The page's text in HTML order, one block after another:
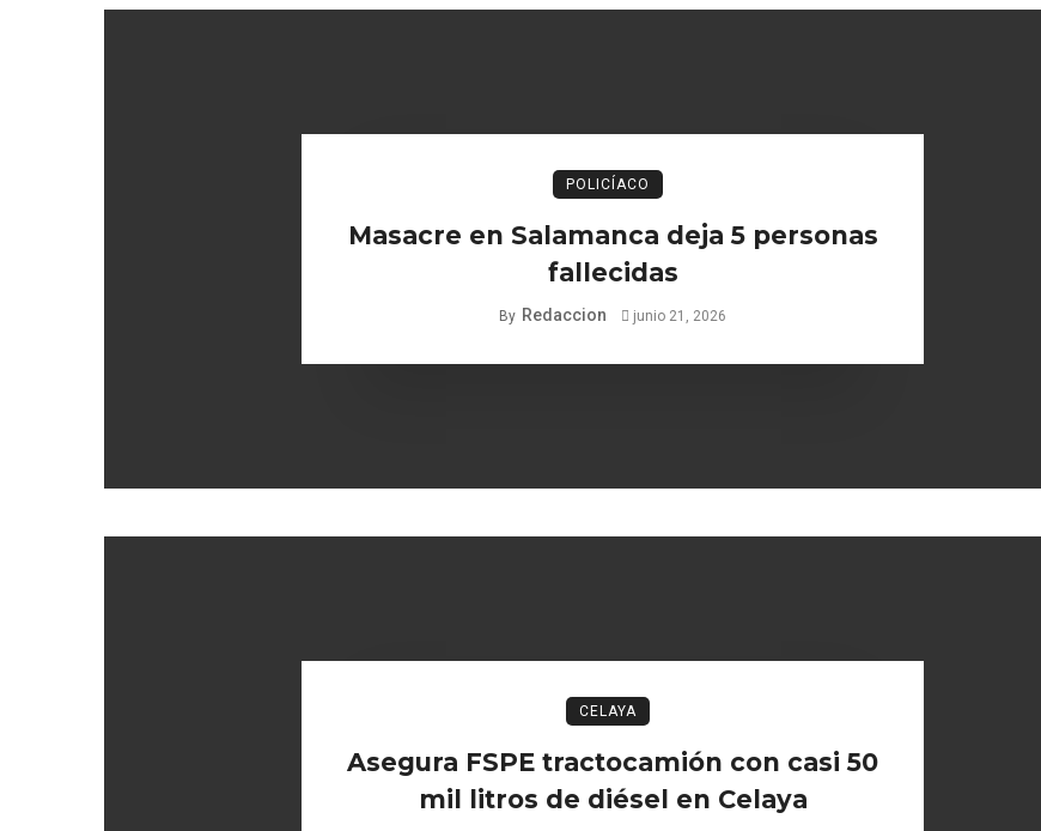
POLICÍACO
Masacre en Salamanca deja 5 personas
fallecidas
By Redaccion junio 21, 2026
CELAYA
Asegura FSPE tractocamión con casi 50
mil litros de diésel en Celaya